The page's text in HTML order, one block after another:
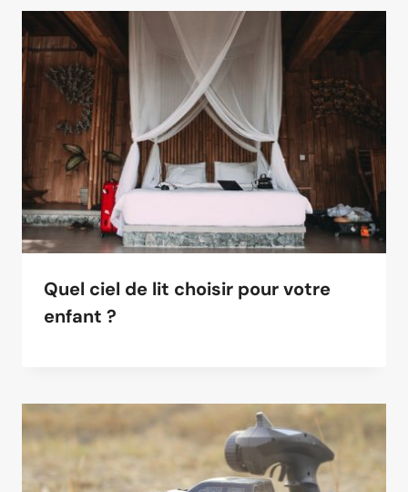
Quel ciel de lit choisir pour votre
enfant ?